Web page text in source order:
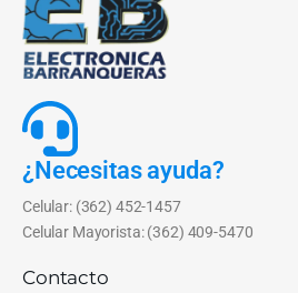
¿Necesitas ayuda?
Celular: (362) 452-1457
Celular Mayorista: (362) 409-5470
Contacto